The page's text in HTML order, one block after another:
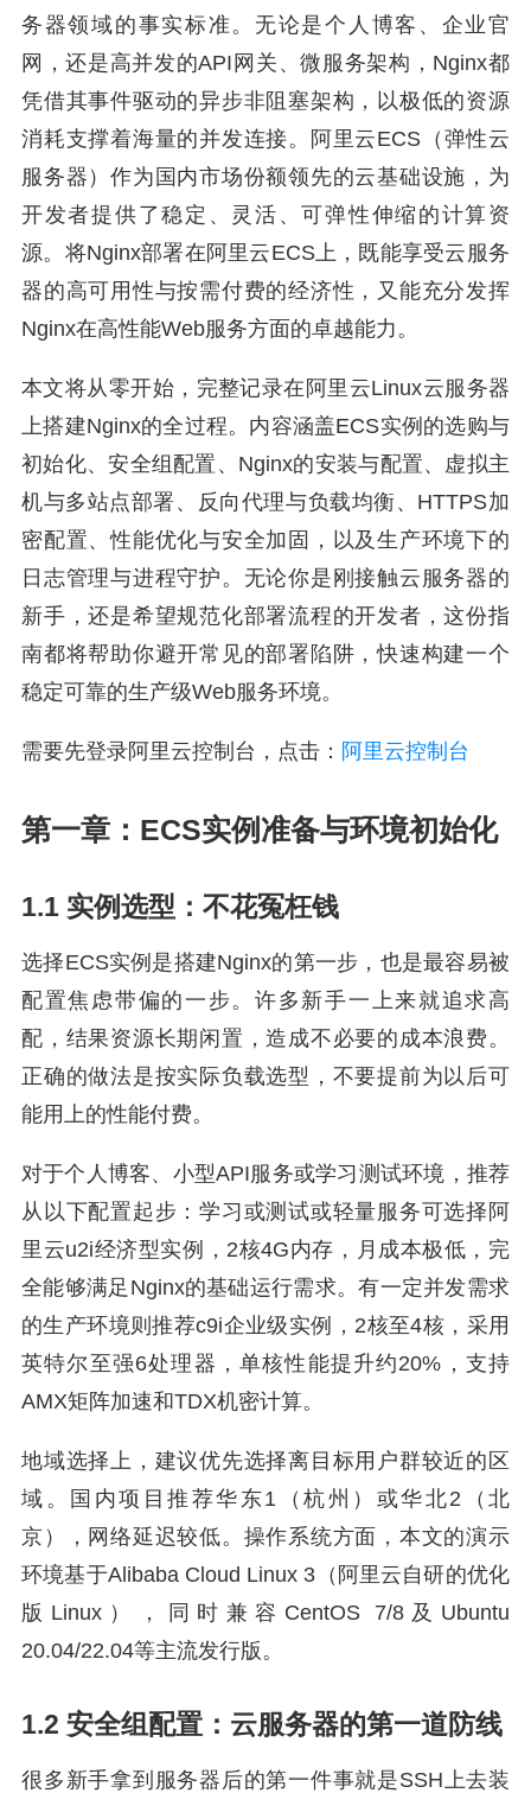
务器领域的事实标准。无论是个人博客、企业官
网，还是高并发的API网关、微服务架构，Nginx都
凭借其事件驱动的异步非阻塞架构，以极低的资源
消耗支撑着海量的并发连接。阿里云ECS（弹性云
服务器）作为国内市场份额领先的云基础设施，为
开发者提供了稳定、灵活、可弹性伸缩的计算资
源。将Nginx部署在阿里云ECS上，既能享受云服务
器的高可用性与按需付费的经济性，又能充分发挥
Nginx在高性能Web服务方面的卓越能力。
本文将从零开始，完整记录在阿里云Linux云服务器
上搭建Nginx的全过程。内容涵盖ECS实例的选购与
初始化、安全组配置、Nginx的安装与配置、虚拟主
机与多站点部署、反向代理与负载均衡、HTTPS加
密配置、性能优化与安全加固，以及生产环境下的
日志管理与进程守护。无论你是刚接触云服务器的
新手，还是希望规范化部署流程的开发者，这份指
南都将帮助你避开常见的部署陷阱，快速构建一个
稳定可靠的生产级Web服务环境。
需要先登录阿里云控制台，点击： 阿里云控制台
第一章：ECS实例准备与环境初始化
1.1 实例选型：不花冤枉钱
选择ECS实例是搭建Nginx的第一步，也是最容易被
配置焦虑带偏的一步。许多新手一上来就追求高
配，结果资源长期闲置，造成不必要的成本浪费。
正确的做法是按实际负载选型，不要提前为以后可
能用上的性能付费。
对于个人博客、小型API服务或学习测试环境，推荐
从以下配置起步：学习或测试或轻量服务可选择阿
里云u2i经济型实例，2核4G内存，月成本极低，完
全能够满足Nginx的基础运行需求。有一定并发需求
的生产环境则推荐c9i企业级实例，2核至4核，采用
英特尔至强6处理器，单核性能提升约20%，支持
AMX矩阵加速和TDX机密计算。
地域选择上，建议优先选择离目标用户群较近的区
域。国内项目推荐华东1（杭州）或华北2（北
京），网络延迟较低。操作系统方面，本文的演示
环境基于Alibaba Cloud Linux 3（阿里云自研的优化
版Linux），同时兼容CentOS 7/8及Ubuntu
20.04/22.04等主流发行版。
1.2 安全组配置：云服务器的第一道防线
很多新手拿到服务器后的第一件事就是SSH上去装